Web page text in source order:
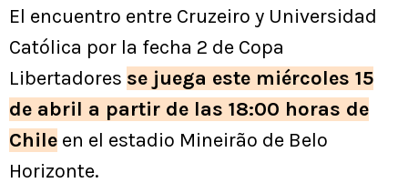
El encuentro entre Cruzeiro y Universidad
Católica por la fecha 2 de Copa
Libertadores se juega este miércoles 15
de abril a partir de las 18:00 horas de
Chile en el estadio Mineirão de Belo
Horizonte.